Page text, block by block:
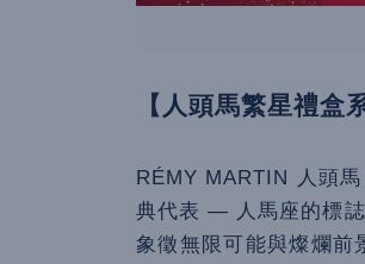
【人頭馬繁星禮盒
RÉMY MARTIN 人頭
典代表 — 人馬座的標誌
象徵無限可能與燦爛前